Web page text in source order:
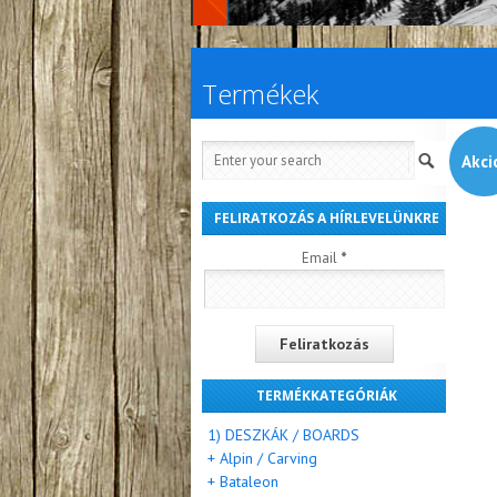
Termékek
FELIRATKOZÁS A HÍRLEVELÜNKRE
Email *
TERMÉKKATEGÓRIÁK
1) DESZKÁK / BOARDS
+ Alpin / Carving
+ Bataleon